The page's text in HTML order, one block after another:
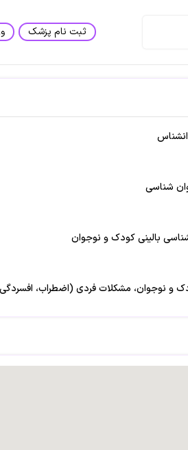
ثبت نام پزشک
شناسی
بالینی کودک و نوجوان
و نوجوان، مشکلات فردی (اضطراب،